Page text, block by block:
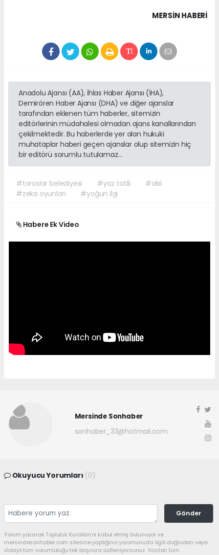
MERSIN HABERİ
Anadolu Ajansı (AA), İhlas Haber Ajansı (İHA),
Demirören Haber Ajansı (DHA) ve diğer ajanslar
tarafından eklenen tüm haberler, sitemizin
editörlerinin müdahalesi olmadan ajans kanallarından
çekilmektedir. Bu haberlerde yer alan hukuki
muhataplar haberi geçen ajanslar olup sitemizin hiç
bir editörü sorumlu tutulamaz...
#toroslar belediyesi #yaz tatili
#akıl
#zeka oyunları
#yoğun ilgi
Habere Ek Video
Mersinde Sonhaber
sonhaber_33@hotmail.com
Okuyucu Yorumları (0)
Gönder
Yorum yazarak Topluluk Kuralları’nı kabul etmiş bulunuyor ve
mersindesonhaber.com sitesine yaptığınız yorumunuzla ilgili doğrudan veya
dolaylı tüm sorumluluğu tek başınıza üstleniyorsunuz. Yazılan tüm